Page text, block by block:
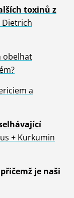
toxinů z
Dietrich
obelhat
a
+ Kurkumin
je naši